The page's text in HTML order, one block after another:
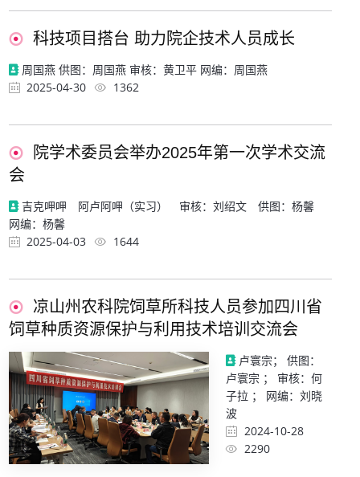
科技项目搭台 助力院企技术人员成长
周国燕 供图：周国燕 审核：黄卫平 网编：周国燕
2025-04-30
1362
院学术委员会举办2025年第一次学术交流
会
吉克呷呷 阿卢阿呷（实习） 审核：刘绍文 供图：杨馨
网编：杨馨
2025-04-03
1644
凉山州农科院饲草所科技人员参加四川省
饲草种质资源保护与利用技术培训交流会
卢寰宗； 供图：
卢寰宗 ； 审核：何
子拉 ； 网编：刘晓
波
2024-10-28
2290